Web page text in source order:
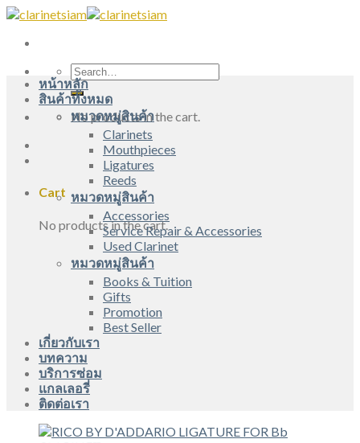
Skip
content
Search
for:
No products in the cart.
Cart
No products in the cart.
หน้าหลัก
สินค้าทั้งหมด
หมวดหมู่สินค้า
Clarinets
Mouthpieces
Ligatures
Reeds
หมวดหมู่สินค้า
Accessories
Service Repair & Accessories
Used Clarinet
หมวดหมู่สินค้า
Books & Tuition
Gifts
Promotion
Best Seller
เกี่ยวกับเรา
บทความ
บริการซ่อม
แกลเลอรี่
ติดต่อเรา